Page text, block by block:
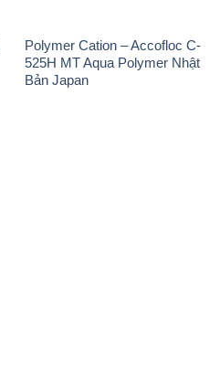
Polymer Cation – Accofloc C-
525H MT Aqua Polymer Nhật
Bản Japan